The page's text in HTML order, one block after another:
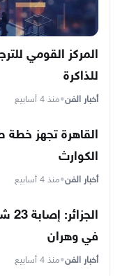
المركز القومي
للذاكرة
أخبار الفن•منذ 4 أسابيع
الكوارث
أخبار الفن•منذ 4 أسابيع
في وهران
أخبار الفن•منذ 4 أسابيع